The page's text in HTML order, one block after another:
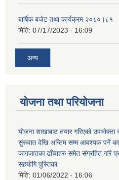
बार्षिक बजेट तथा कार्यक्रम २०८०।८१
मिति: 07/17/2023 - 16:09
अन्य
योजना तथा परियोजना
योजना शाखाबाट तयार गरिएको
सुरुवात देखि अन्तिम सम्म आवश्यक पर्ने
कागजातका ढाँचाहरु समेत संग्रहित गरि
सहयोगि पुस्तिका
मिति: 01/06/2022 - 16:06